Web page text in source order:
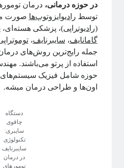
پشت‌پرده نجوم
#شرح_پیچیدگی
دوره «مقدمه‌ای بر بازبهنجارش»
در حوزه درمانی، درمان
توسط رادیوایزوتوپ‌ها صورت
(رادیوتراپی)، پزشکی هسته‌ای،
گامانایف، سایبرنایف،
جمله رایج‌ترین روش‌های درمان
استفاده از پرتو می‌باشند.
حوزه شامل فیزیک سیستم‌های
اون‌ها و طراحی درمان میشه.
دستگاه
چاقوی
سایبری:
تکنولوژی
سایبرنایف
در درمان
تومورهای